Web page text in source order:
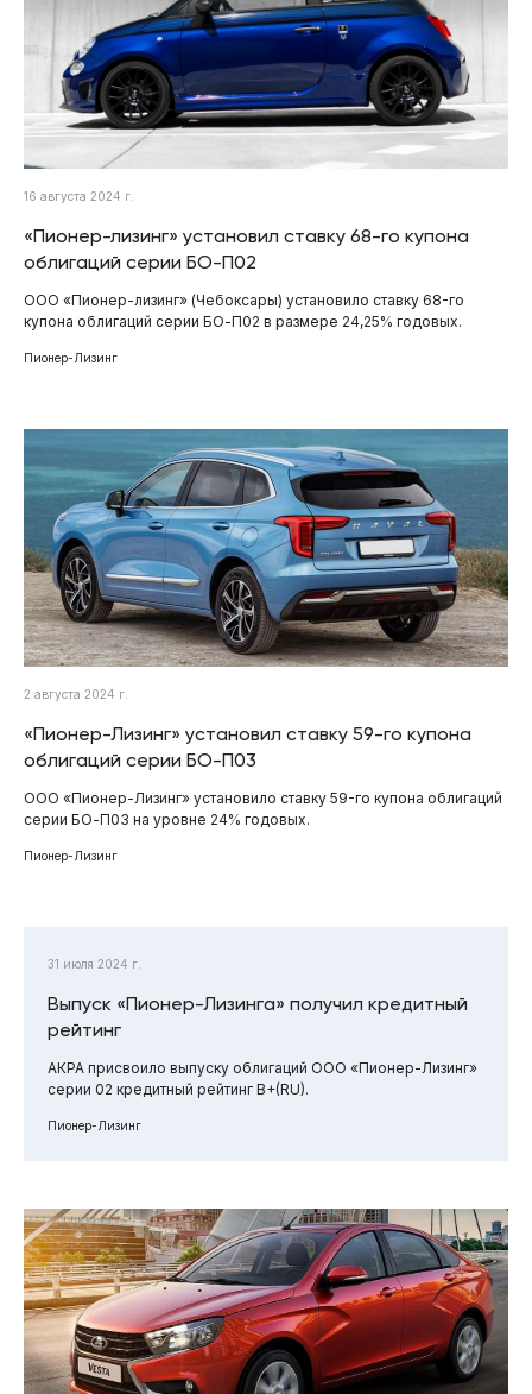
16 августа 2024 г.
«Пионер-лизинг» установил ставку 68-го купона
облигаций серии БО-П02
ООО «Пионер-лизинг» (Чебоксары) установило ставку 68-го
купона облигаций серии БО-П02 в размере 24,25% годовых.
Пионер-Лизинг
2 августа 2024 г.
«Пионер-Лизинг» установил ставку 59-го купона
облигаций серии БО-П03
ООО «Пионер-Лизинг» установило ставку 59-го купона облигаций
серии БО-П03 на уровне 24% годовых.
Пионер-Лизинг
31 июля 2024 г.
Выпуск «Пионер-Лизинга» получил кредитный
рейтинг
АКРА присвоило выпуску облигаций ООО «Пионер-Лизинг»
серии 02 кредитный рейтинг B+(RU).
Пионер-Лизинг